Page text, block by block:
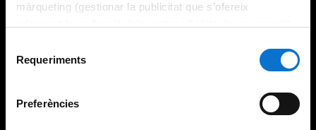
màrqueting (gestionar la publicitat que s’ofereix
consultar laPolítica de galetes del lloc web de la
Requeriments
Preferències